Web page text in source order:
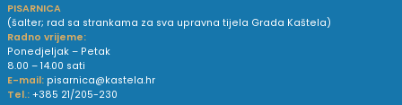
PISARNICA
(šalter; rad sa strankama za sva upravna tijela Grada Kaštela)
Radno vrijeme:
Ponedjeljak – Petak
8.00 – 14.00 sati
E-mail: pisarnica@kastela.hr
Tel.: +385 21/205-230